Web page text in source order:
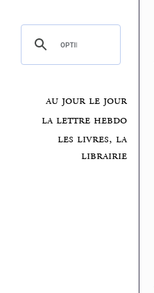
au jour le jour
la lettre hebdo
les livres, la
librairie